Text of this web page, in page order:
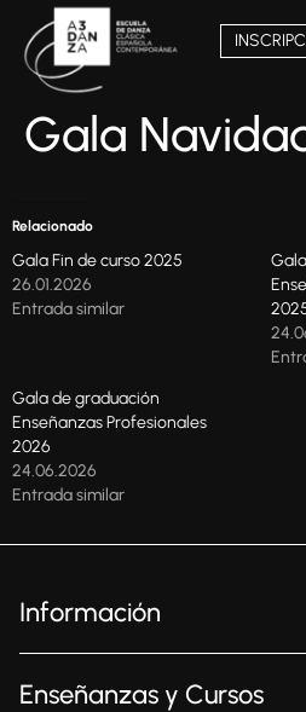
Gala
Relacionado
Gala Fin de curso 2025
26.01.2026
Entrada similar
Gala de graduación
Enseñanzas Profesionales
2026
24.06.2026
Entrada similar
Información
Enseñanzas y Cursos